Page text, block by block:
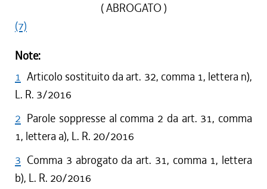
( ABROGATO )
(7)
Note:
1 Articolo sostituito da art. 32, comma 1, lettera n),
L. R. 3/2016
2 Parole soppresse al comma 2 da art. 31, comma
1, lettera a), L. R. 20/2016
3 Comma 3 abrogato da art. 31, comma 1, lettera
b), L. R. 20/2016